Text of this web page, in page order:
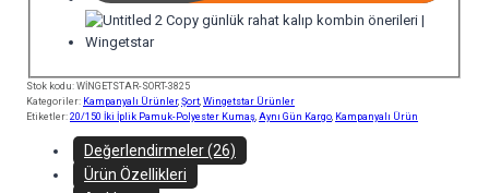
Stok kodu: WİNGETSTAR-SORT-3825
Kategoriler: Kampanyalı Ürünler, Şort, Wingetstar Ürünler
Etiketler: 20/150 İki İplik Pamuk-Polyester Kumaş, Aynı Gün Kargo, Kampanyalı Ürün
Değerlendirmeler (26)
Ürün Özellikleri